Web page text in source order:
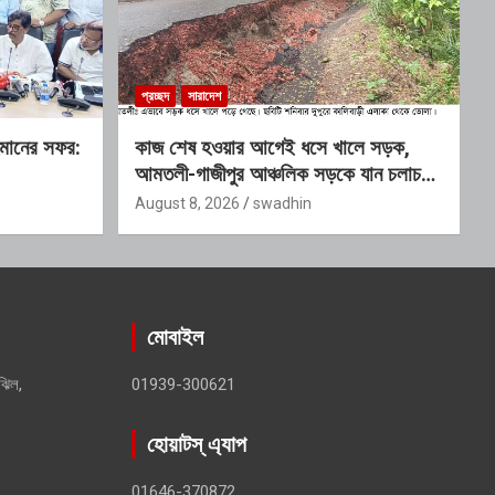
সফর:
প্রচ্ছদ সারাদেশ
কাজ শেষ হওয়ার আগেই ধসে খালে সড়ক,
আমতলী-গাজীপুর আঞ্চলিক সড়কে যান চলাচল
বন্ধ
August 8, 2026 swadhin
মোবাইল
01939-300621
হোয়াটস্ এ্যাপ